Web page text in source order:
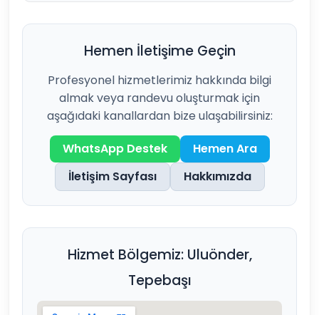
Hemen İletişime Geçin
Profesyonel hizmetlerimiz hakkında bilgi
almak veya randevu oluşturmak için
aşağıdaki kanallardan bize ulaşabilirsiniz:
WhatsApp Destek
Hemen Ara
İletişim Sayfası
Hakkımızda
Hizmet Bölgemiz: Uluönder,
Tepebaşı